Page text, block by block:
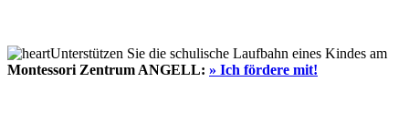
Unterstützen Sie die schulische Laufbahn eines Kindes am
Montessori Zentrum ANGELL: » Ich fördere mit!